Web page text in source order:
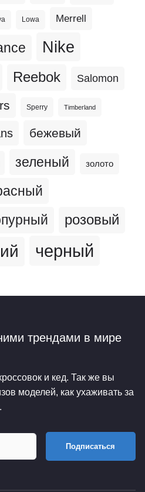
Lowa Merrell
Nike
Reebok Salomon
Sperry Timberland
бежевый
зеленый золото
розовый
черный
трендами в мире
и кед. Так же вы
моделей, как ухаживать за
Подписаться